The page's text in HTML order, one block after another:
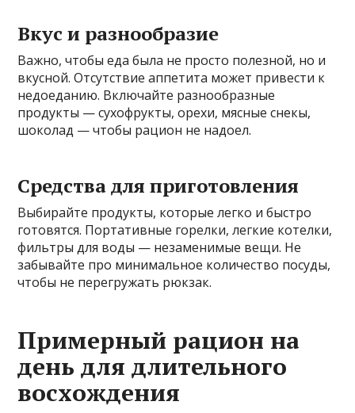
Вкус и разнообразие
Важно, чтобы еда была не просто полезной, но и
вкусной. Отсутствие аппетита может привести к
недоеданию. Включайте разнообразные
продукты — сухофрукты, орехи, мясные снекы,
шоколад — чтобы рацион не надоел.
Средства для приготовления
Выбирайте продукты, которые легко и быстро
готовятся. Портативные горелки, легкие котелки,
фильтры для воды — незаменимые вещи. Не
забывайте про минимальное количество посуды,
чтобы не перегружать рюкзак.
Примерный рацион на
день для длительного
восхождения